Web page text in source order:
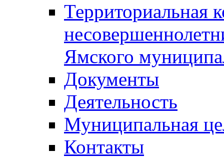
Территориальная
Ямского
Документы
Деятельность
Муниципальная
Контакты